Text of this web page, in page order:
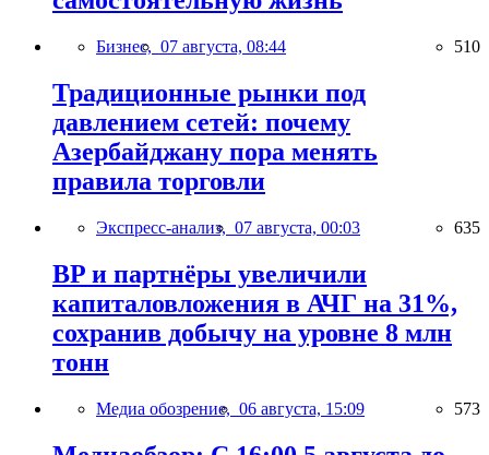
Бизнес, 07 августа, 08:44 510
Традиционные рынки под
давлением сетей: почему
Азербайджану пора менять
правила торговли
Экспресс-анализ, 07 августа, 00:03 635
BP и партнёры увеличили
капиталовложения в АЧГ на 31%,
сохранив добычу на уровне 8 млн
тонн
Медиа обозрение, 06 августа, 15:09 573